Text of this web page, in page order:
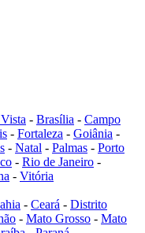
- Brasília - Campo
- Fortaleza - Goiânia -
- Natal - Palmas - Porto
- Rio de Janeiro -
- Vitória
- Ceará - Distrito
- Mato Grosso - Mato